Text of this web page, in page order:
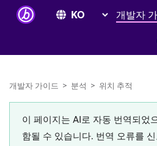
개발자
개발자 가이드 > 분석 > 위치 추적
이 페이지는 AI로 자동 번역되었
함될 수 있습니다. 번역 오류를